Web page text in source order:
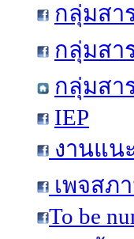
กลุ่มสา
กลุ่มสา
กลุ่มสา
IEP
งานแน
เพจสภ
To be